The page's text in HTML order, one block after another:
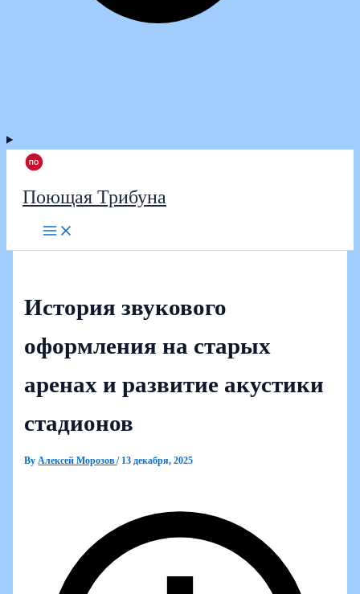
Поющая Трибуна
История звукового
оформления на старых
аренах и развитие акустики
стадионов
ByАлексей Морозов/ 13 декабря, 2025